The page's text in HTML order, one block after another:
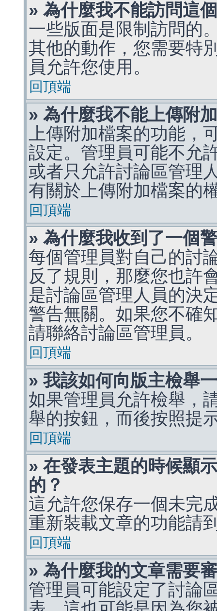
» 為什麼我不能訪問這
一些版面是限制訪問的
其他的動作，您需要特
員允許您使用。
回頂端
» 為什麼我不能上傳附
上傳附加檔案的功能，
設定。管理員可能不允
或者只允許討論區管理
有關於上傳附加檔案的
回頂端
» 為什麼我收到了一個
每個管理員對自己的討
反了規則，那麼您也許
是討論區管理人員的決
警告無關。如果您不確
請聯絡討論區管理員。
回頂端
» 我該如何向版主檢舉
如果管理員允許檢舉，
舉的按鈕，而後按照提
回頂端
» 在發表主題的時候顯
的？
這允許您保存一個未完
重新裝載文章的功能請
回頂端
» 為什麼我的文章需要
管理員可能設定了討論